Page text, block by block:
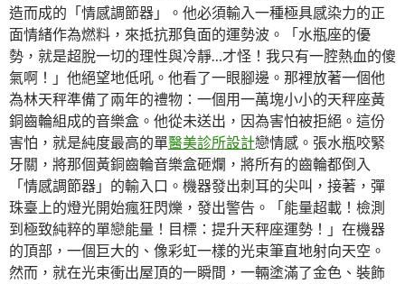
造而成的「情感調節器」。他必須輸入一種極具感染力的正
面情緒作為燃料，來抵抗那負面的運勢波。「水瓶座的優
勢，就是超脫一切的理性與冷靜…才怪！我只有一腔熱血的傻
氣啊！」他絕望地低吼。他看了一眼腳邊。那裡放著一個他
為林天秤準備了兩年的禮物：一個用一萬塊小小的天秤座黃
銅齒輪組成的音樂盒。他從未送出，因為害怕被拒絕。這份
害怕，就是純度最高的單醫美診所設計戀情感。張水瓶咬緊
牙關，將那個黃銅齒輪音樂盒砸爛，將所有的齒輪都倒入
「情感調節器」的輸入口。機器發出刺耳的尖叫，接著，彈
珠臺上的燈光開始瘋狂閃爍，發出警告。「能量超載！檢測
到極致純粹的單戀能量！目標：提升天秤座運勢！」在機器
的頂部，一個巨大的、像彩虹一樣的光束筆直地射向天空。
然而，就在光束衝出屋頂的一瞬間，一輛塗滿了金色、裝飾